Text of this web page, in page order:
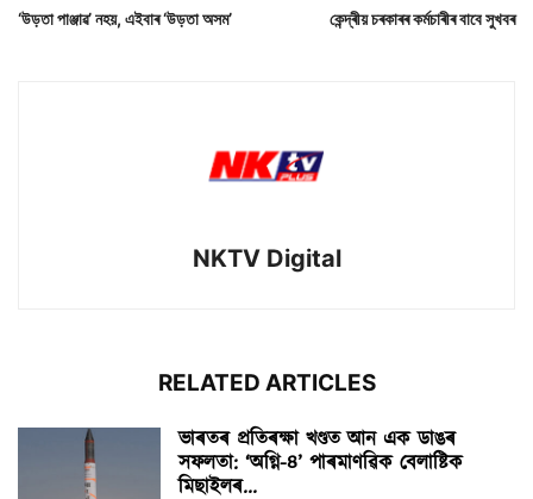
‘উড়তা পাঞ্জাৱ’ নহয়, এইবাৰ ‘উড়তা অসম’ কেন্দ্ৰীয় চৰকাৰৰ কৰ্মচাৰীৰ বাবে সুখবৰ
NKTV Digital
RELATED ARTICLES
ভাৰতৰ প্ৰতিৰক্ষা খণ্ডত আন এক ডাঙৰ
সফলতা: ‘অগ্নি-৪’ পাৰমাণৱিক বেলাষ্টিক
মিছাইলৰ...